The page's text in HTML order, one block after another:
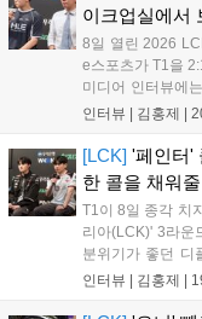
이크업실에서
8일 열린 2026
e스포츠가 T1을
미디어 인터뷰에
다. 먼저 승리 소
인터뷰 | 김홍제
[LCK] '페인터'
한 콜을 채워
T1이 8일 종각 치
리아(LCK)' 3라운
분위기가 좋던 디
을 빼고 신예 '페
인터뷰 | 김홍제